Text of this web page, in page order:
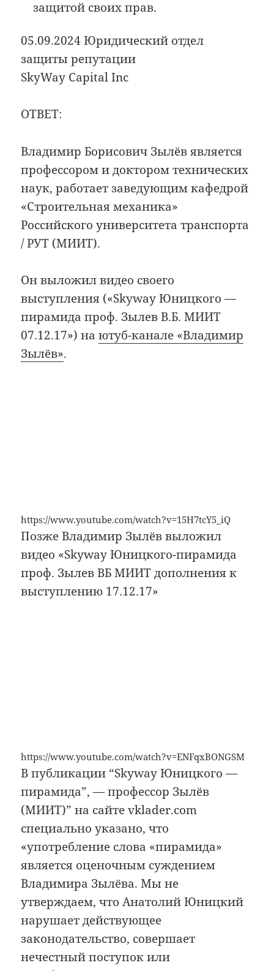
защитой своих прав.
05.09.2024 Юридический отдел
защиты репутации
SkyWay Capital Inc
ОТВЕТ:
Владимир Борисович Зылёв является
профессором и доктором технических
наук, работает заведующим кафедрой
«Строительная механика»
Российского университета транспорта
/ РУТ (МИИТ).
Он выложил видео своего
выступления («Skyway Юницкого —
пирамида проф. Зылев В.Б. МИИТ
07.12.17») наютуб-канале «Владимир
Зылёв».
https://www.youtube.com/watch?v=15H7tcY5_iQ
Позже Владимир Зылёв выложил
видео «Skyway Юницкого-пирамида
проф. Зылев ВБ МИИТ дополнения к
выступлению 17.12.17»
https://www.youtube.com/watch?v=ENFqxBONGSM
В публикации “Skyway Юницкого —
пирамида”, — профессор Зылёв
(МИИТ)” на сайте vklader.com
специально указано, что
«употребление слова «пирамида»
является оценочным суждением
Владимира Зылёва. Мы не
утверждаем, что Анатолий Юницкий
нарушает действующее
законодательство, совершает
нечестный поступок или